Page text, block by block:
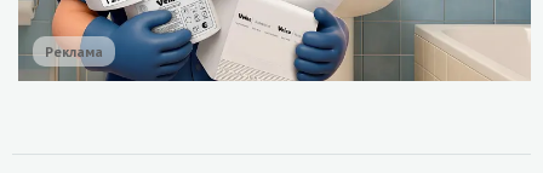
Реклама